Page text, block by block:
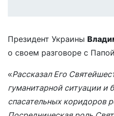
Президент Украины
о своем разговоре с
«Рассказал Его
гуманитарной ситуации и
спасательных коридоров